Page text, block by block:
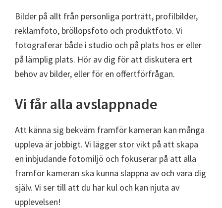
Bilder på allt från personliga porträtt, profilbilder,
reklamfoto, bröllopsfoto och produktfoto. Vi
fotograferar både i studio och på plats hos er eller
på lämplig plats. Hör av dig för att diskutera ert
behov av bilder, eller för en offertförfrågan.
Vi får alla avslappnade
Att känna sig bekväm framför kameran kan många
uppleva är jobbigt. Vi lägger stor vikt på att skapa
en inbjudande fotomiljö och fokuserar på att alla
framför kameran ska kunna slappna av och vara dig
själv. Vi ser till att du har kul och kan njuta av
upplevelsen!